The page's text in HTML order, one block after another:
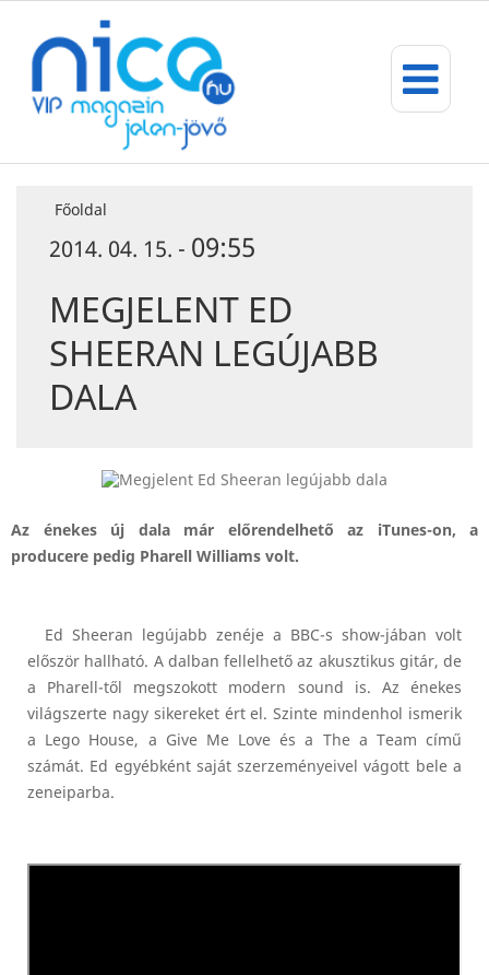
Főoldal
2014. 04. 15. - 09:55
MEGJELENT ED
SHEERAN LEGÚJABB
DALA
Az énekes új dala már előrendelhető az iTunes-on, a
producere pedig Pharell Williams volt.
Ed Sheeran legújabb zenéje a BBC-s show-jában volt
először hallható. A dalban fellelhető az akusztikus gitár, de
a Pharell-től megszokott modern sound is. Az énekes
világszerte nagy sikereket ért el. Szinte mindenhol ismerik
a Lego House, a Give Me Love és a The a Team című
számát. Ed egyébként saját szerzeményeivel vágott bele a
zeneiparba.